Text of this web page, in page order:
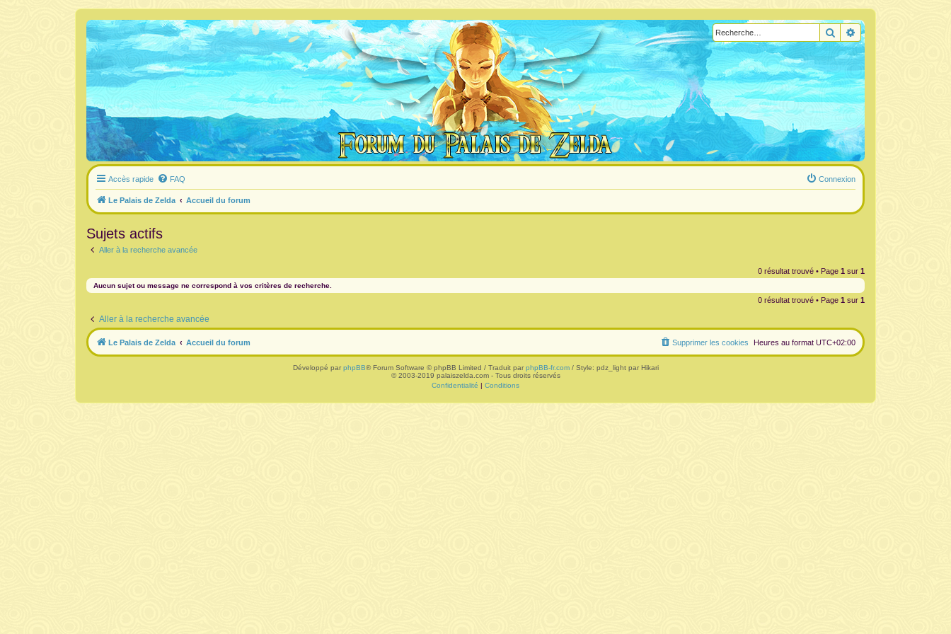
RechercherRecherche avancée
Accès rapide FAQ Connexion
Le Palais de Zelda Accueil du forum
Sujets actifs
Aller à la recherche avancée
0 résultat trouvé • Page 1 sur 1
Aucun sujet ou message ne correspond à vos critères de recherche.
0 résultat trouvé • Page 1 sur 1
Aller à la recherche avancée
Le Palais de Zelda Accueil du forum Heures au format UTC+02:00
Supprimer les cookies
Développé par phpBB® Forum Software © phpBB Limited / Traduit par phpBB-fr.com/ Style: pdz_light par Hikari
© 2003-2019 palaiszelda.com - Tous droits réservés
Confidentialité | Conditions